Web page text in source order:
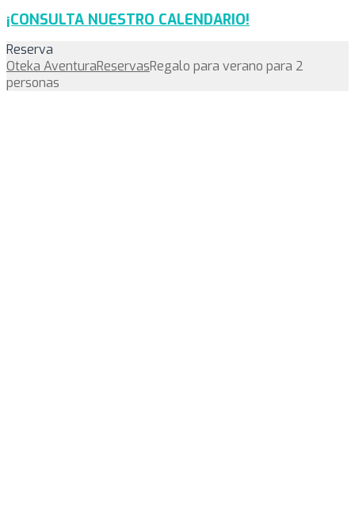
¡CONSULTA NUESTRO CALENDARIO!
Reserva
Oteka AventuraReservasRegalo para verano para 2
personas